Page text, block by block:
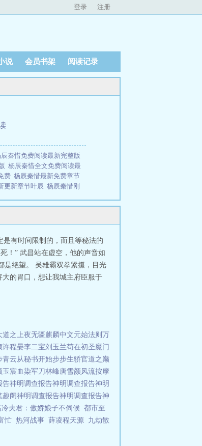
登录 注册
说 会员书架 阅读记录
秦惜免费阅读最新完整版
杨辰秦惜全文免费阅读最
费 杨辰秦惜最新免费章节
更新章节叶辰 杨辰秦惜刚
杨辰秦惜不败战神更新进
有时间限制的，而且等秘法的
！” 武昌站在虚空，他的声音如
是绝望。 吴雄霸双拳紧攥，目光
的胃口，想让我城主府臣服于
道之上夜无疆 麒麟中文元始法则 万
许程晏李二宝刘玉兰苟在初圣魔门
青云从秘书开始步步生骄官道之巅
玉宸血染军刀林峰唐雪颜 风流按摩
告神明调查报告神明调查报告神明
趣阁神明调查报告神明调查报告神
冷夫君：傲娇娘子不伺候 都市至
忙 热河战事 薛凌程天源 九劫散